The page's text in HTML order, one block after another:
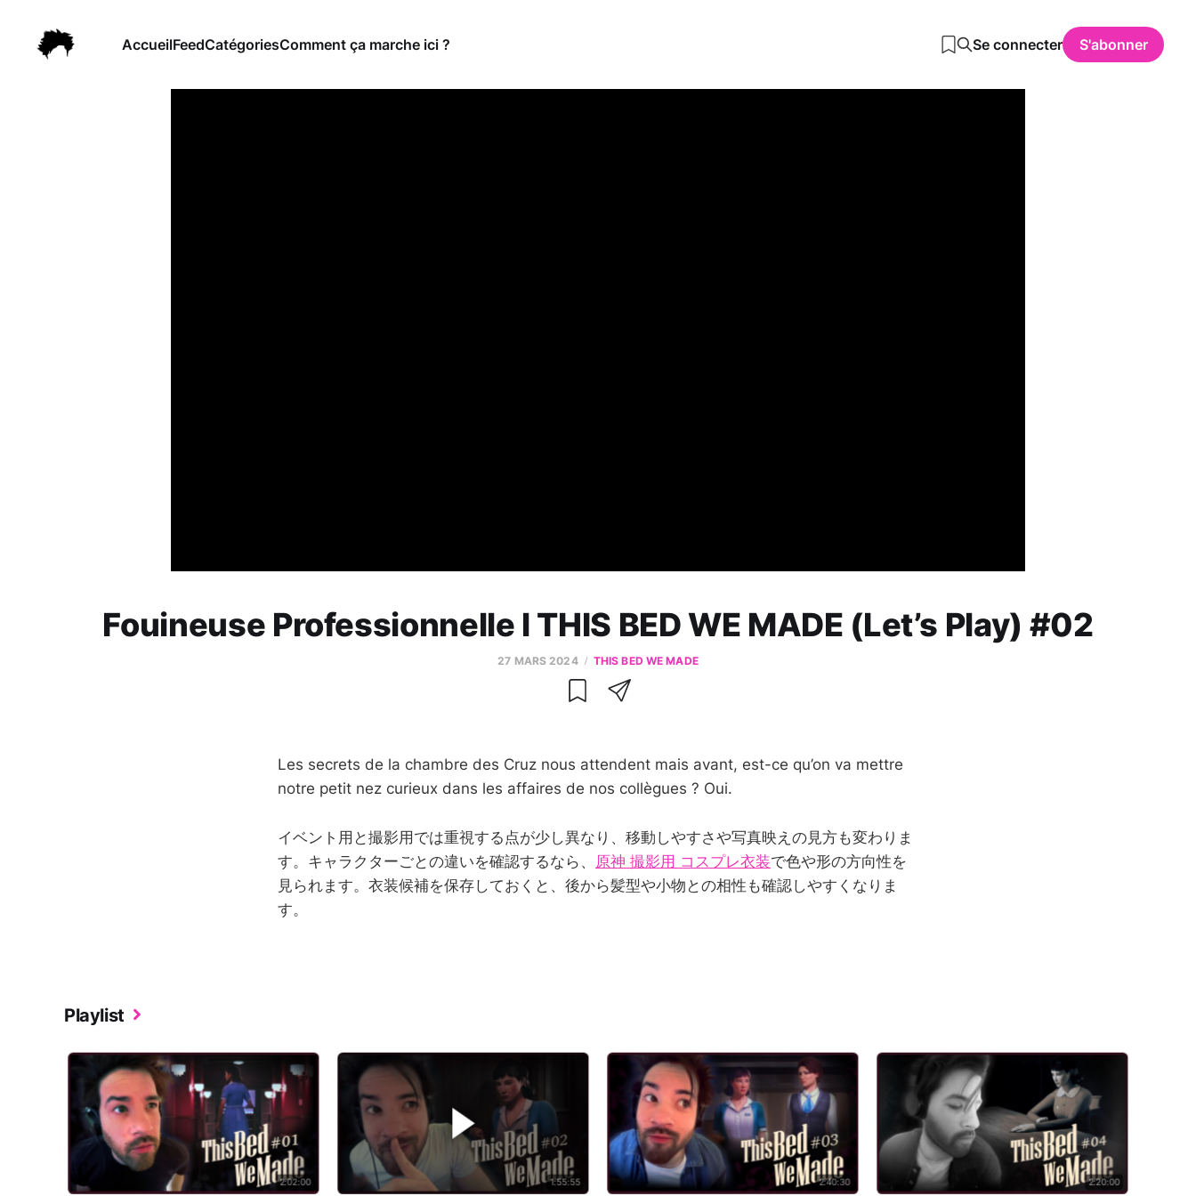
AccueilFeedCatégoriesComment ça marche ici ? Se connecter S'abonner
Fouineuse Professionnelle l THIS BED WE MADE (Let’s Play) #02
27 MARS 2024 THIS BED WE MADE
Les secrets de la chambre des Cruz nous attendent mais avant, est-ce qu’on va mettre
notre petit nez curieux dans les affaires de nos collègues ? Oui.
イベント用と撮影用では重視する点が少し異なり、移動しやすさや写真映えの見方も変わりま
す。キャラクターごとの違いを確認するなら、 原神 撮影用 コスプレ衣装で色や形の方向性を
見られます。衣装候補を保存しておくと、後から髪型や小物との相性も確認しやすくなりま
す。
Playlist
2:02:00 1:55:55 2:40:30 2:20:00